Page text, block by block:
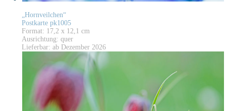
„Hornveilchen“
Postkarte pk1005
Format: 17,2 x 12,1 cm
Ausrichtung: quer
Lieferbar: ab Dezember 2026